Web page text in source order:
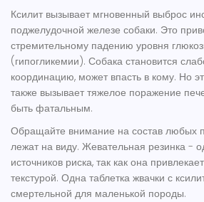
Ксилит вызывает мгновенный выброс
поджелудочной железе собаки. Это
стремительному падению уровня
(гипогликемии). Собака становится
координацию, может впасть в кому. Но
также вызывает тяжелое поражение
быть фатальным.
Обращайте внимание на состав любых
лежат на виду. Жевательная резинка -
источников риска, так как она
текстурой. Одна таблетка жвачки с
смертельной для маленькой породы.